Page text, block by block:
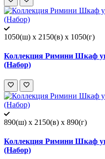
1050(ш) x 2150(в) x 1050(г)
Коллекция Римини Шкаф
(Набор)
890(ш) x 2150(в) x 890(г)
Коллекция Римини Шкаф
(Набор)